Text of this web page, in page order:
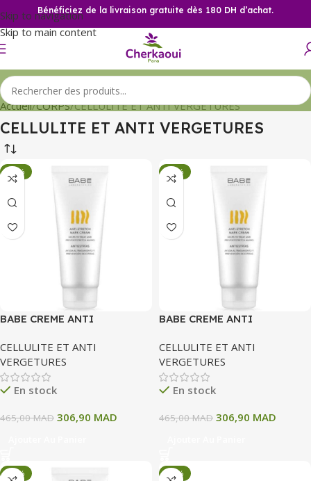
Skip to navigation
Skip to main content
Bénéficiez de la livraison gratuite dès 180 DH d’achat.
Accueil CORPS CELLULITE ET ANTI VERGETURES
CELLULITE ET ANTI VERGETURES
-34%
BABE CREME ANTI
CELLULITE ET ANTI
VERGETURES
En stock
465,00MAD 306,90 MAD
-34%
BABE CREME ANTI
CELLULITE ET ANTI
VERGETURES
En stock
465,00MAD 306,90 MAD
-34% -34%